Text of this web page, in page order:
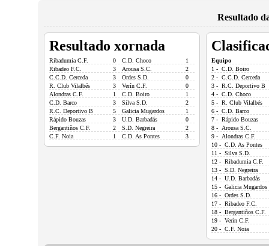
Resultado
Resultado xornada
Ribadumia C.F. 0 C.D. Choco
1
Ribadeo F.C.
3 Arousa S.C.
2
C.C.D. Cerceda
3 Ordes S.D.
0
R. Club Vilalbés
3 Verín C.F.
0
Alondras C.F.
1 C.D. Boiro
1
C.D. Barco
3 Silva S.D.
2
R.C. Deportivo B
5 Galicia Mugardos
1
Rápido Bouzas
3 U.D. Barbadás
0
Bergantiños C.F.
2 S.D. Negreira
2
C.F. Noia
1 C.D. As Pontes 3
Equipo
1 - C.D. Boiro
2 - C.C.D. Cerceda
3 - R.C. Deportivo B
4 - C.D. Choco
5 - R. Club Vilalbés
6 - C.D. Barco
7 - Rápido Bouzas
8 - Arousa S.C.
9 - Alondras C.F.
10 - C.D. As Pontes
11 - Silva S.D.
12 - Ribadumia C.F.
13 - S.D. Negreira
14 - U.D. Barbadás
15 - Galicia Mugardos
16 - Ordes S.D.
17 - Ribadeo F.C.
18 - Bergantiños C.F.
19 - Verín C.F.
20 - C.F. Noia